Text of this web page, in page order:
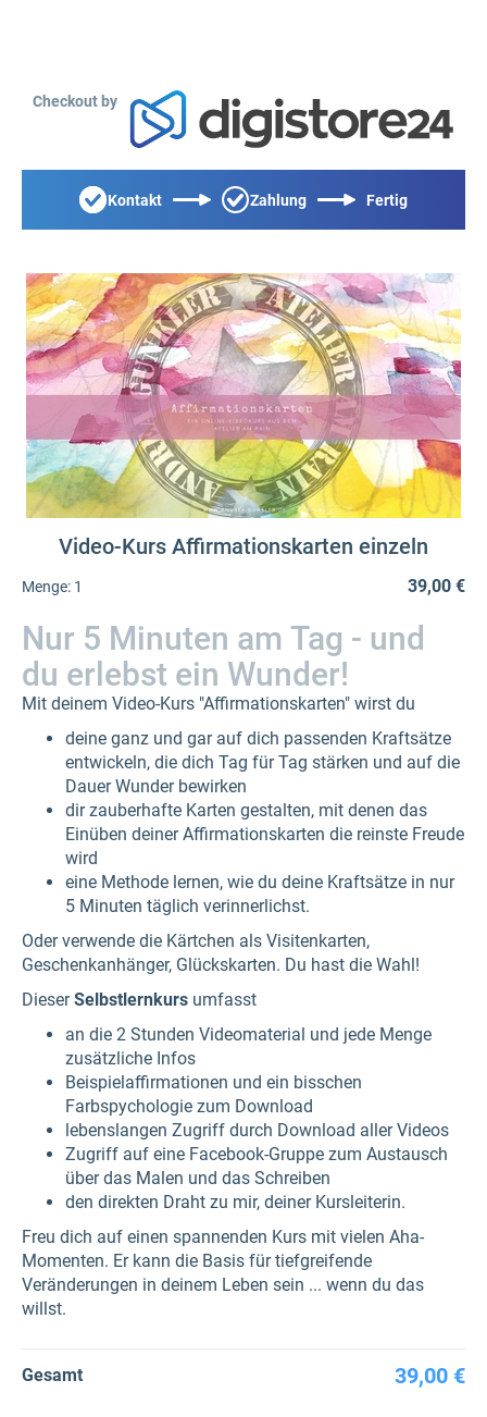
Checkout by
Kontakt Zahlung Fertig
Video-Kurs Affirmationskarten einzeln
Menge: 1 39,00 €
Nur 5 Minuten am Tag - und
du erlebst ein Wunder!
Mit deinem Video-Kurs "Affirmationskarten" wirst du
deine ganz und gar auf dich passenden Kraftsätze
entwickeln, die dich Tag für Tag stärken und auf die
Dauer Wunder bewirken
dir zauberhafte Karten gestalten, mit denen das
Einüben deiner Affirmationskarten die reinste Freude
wird
eine Methode lernen, wie du deine Kraftsätze in nur
5 Minuten täglich verinnerlichst.
Oder verwende die Kärtchen als Visitenkarten,
Geschenkanhänger, Glückskarten. Du hast die Wahl!
DieserSelbstlernkurs umfasst
an die 2 Stunden Videomaterial und jede Menge
zusätzliche Infos
Beispielaffirmationen und ein bisschen
Farbspychologie zum Download
lebenslangen Zugriff durch Download aller Videos
Zugriff auf eine Facebook-Gruppe zum Austausch
über das Malen und das Schreiben
den direkten Draht zu mir, deiner Kursleiterin.
Freu dich auf einen spannenden Kurs mit vielen Aha-
Momenten. Er kann die Basis für tiefgreifende
Veränderungen in deinem Leben sein ... wenn du das
willst.
Gesamt 39,00 €